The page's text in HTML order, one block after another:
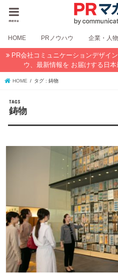
menu
HOME PRノウハウ 企業・人
PR会社コミュニケーションデザイ
ウ、最新情報を お届けする日本
HOME タグ : 鋳物
鋳物